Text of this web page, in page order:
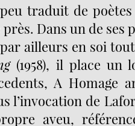
traduit de
Dans un de ses
ailleurs en soi
(1958), il place un
A Homage
l’invocation de
aveu,